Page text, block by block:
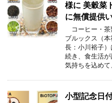
様に 美穀菜
に無償提供
コーヒー・茶
ブルックス（
長：小川裕子
続き、食生活
気持ちを込めて
小型記念日